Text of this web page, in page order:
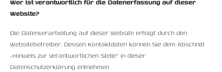
Wer ist verantwortlich für die Datenerfassung auf dieser
Website?
Die Datenverarbeitung auf dieser Website erfolgt durch den
Websitebetreiber. Dessen Kontaktdaten können Sie dem Abschnitt
„Hinweis zur Verantwortlichen Stelle“ in dieser
Datenschutzerklärung entnehmen.